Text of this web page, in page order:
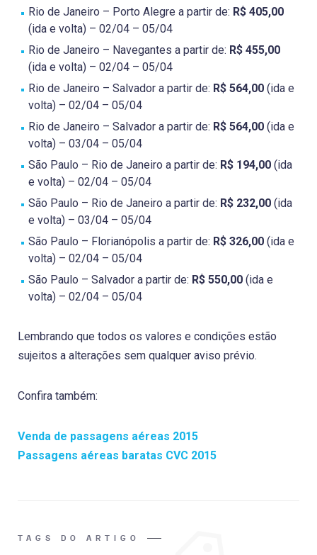
Rio de Janeiro – Porto Alegre a partir de: R$ 405,00
(ida e volta) – 02/04 – 05/04
Rio de Janeiro – Navegantes a partir de: R$ 455,00
(ida e volta) – 02/04 – 05/04
Rio de Janeiro – Salvador a partir de: R$ 564,00 (ida e
volta) – 02/04 – 05/04
Rio de Janeiro – Salvador a partir de: R$ 564,00 (ida e
volta) – 03/04 – 05/04
São Paulo – Rio de Janeiro a partir de: R$ 194,00 (ida
e volta) – 02/04 – 05/04
São Paulo – Rio de Janeiro a partir de: R$ 232,00 (ida
e volta) – 03/04 – 05/04
São Paulo – Florianópolis a partir de: R$ 326,00 (ida e
volta) – 02/04 – 05/04
São Paulo – Salvador a partir de: R$ 550,00 (ida e
volta) – 02/04 – 05/04
Lembrando que todos os valores e condições estão
sujeitos a alterações sem qualquer aviso prévio.
Confira também:
Venda de passagens aéreas 2015
Passagens aéreas baratas CVC 2015
TAGS DO ARTIGO